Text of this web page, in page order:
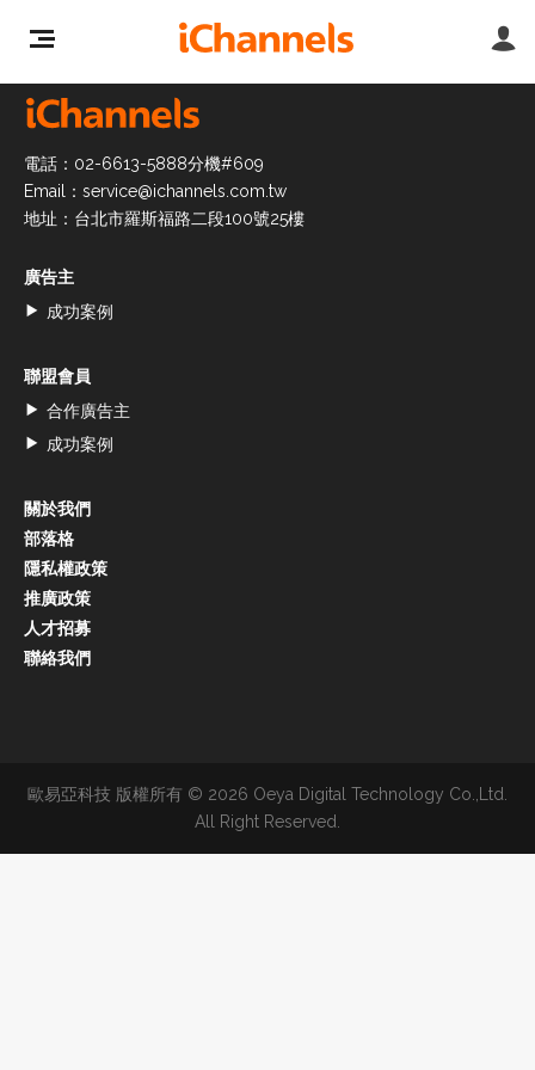
電話：02-6613-5888分機#609
Email： service@ichannels.com.tw
地址：台北市羅斯福路二段100號25樓
廣告主
成功案例
聯盟會員
合作廣告主
成功案例
關於我們
部落格
隱私權政策
推廣政策
人才招募
聯絡我們
歐易亞科技 版權所有 © 2026 Oeya Digital Technology Co.,Ltd.
All Right Reserved.